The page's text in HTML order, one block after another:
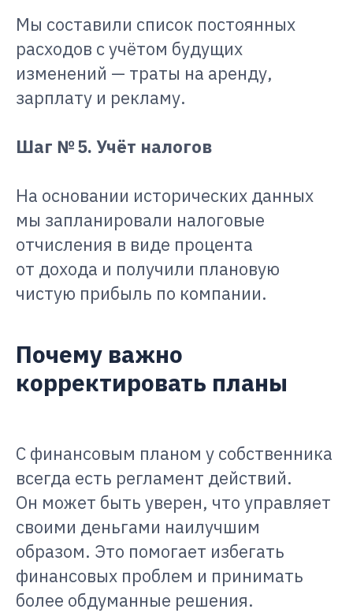
Мы составили список постоянных
расходов с учётом будущих
изменений — траты на аренду,
зарплату и рекламу.
Шаг № 5. Учёт налогов
На основании исторических данных
мы запланировали налоговые
отчисления в виде процента
от дохода и получили плановую
чистую прибыль по компании.
Почему важно
корректировать планы
С финансовым планом у собственника
всегда есть регламент действий.
Он может быть уверен, что управляет
своими деньгами наилучшим
образом. Это помогает избегать
финансовых проблем и принимать
более обдуманные решения.